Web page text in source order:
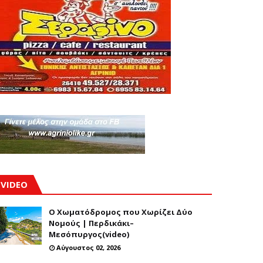
VIDEO
Ο Χωματόδρομος που Χωρίζει Δύο
Νομούς | Περδικάκι–
Μεσόπυργος(video)
Αύγουστος 02, 2026